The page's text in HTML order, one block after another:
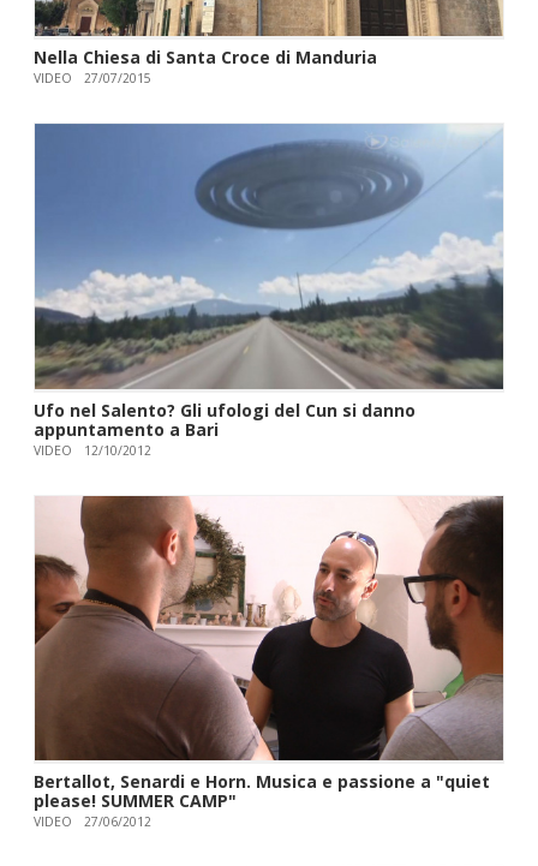
Nella Chiesa di Santa Croce di Manduria
VIDEO 27/07/2015
Ufo nel Salento? Gli ufologi del Cun si danno
appuntamento a Bari
VIDEO 12/10/2012
Bertallot, Senardi e Horn. Musica e passione a "quiet
please! SUMMER CAMP"
VIDEO 27/06/2012